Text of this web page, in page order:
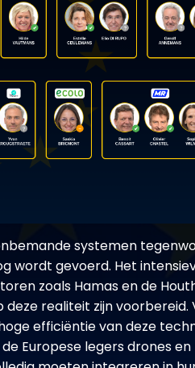
systemen
wordt gevoerd. Het
zoals Hamas en de
realiteit zijn voorbereid.
efficiëntie van deze
Europese legers drones